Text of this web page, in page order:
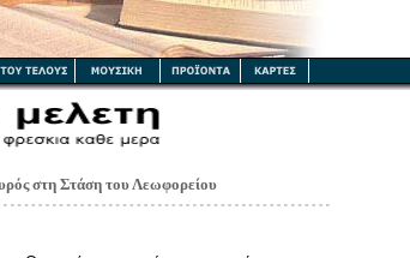
στη Στάση του Λεωφορείου